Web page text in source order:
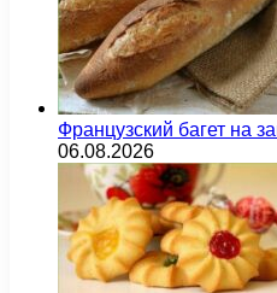
Французский багет на
06.08.2026